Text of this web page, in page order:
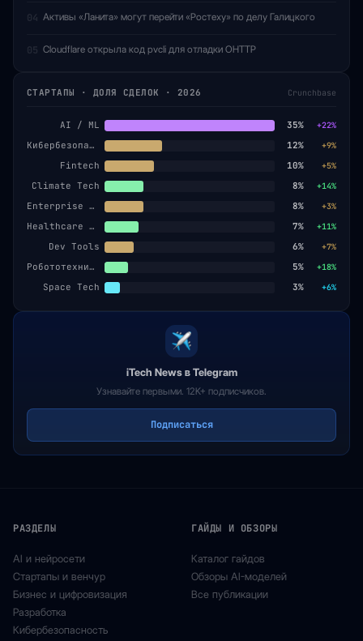
04 Активы «Ланита» могут перейти «Ростеху» по делу Галицкого
05 Cloudflare открыла код pvcli для отладки OHTTP
СТАРТАПЫ · ДОЛЯ СДЕЛОК · 2026 Crunchbase
AI / ML 35% +22%
Кибербезопасность 12% +9%
Fintech 10% +5%
Climate Tech 8% +14%
Enterprise SaaS 8% +3%
Healthcare AI 7% +11%
Dev Tools 6% +7%
Робототехника 5% +18%
Space Tech 3% +6%
iTech News в Telegram
Узнавайте первыми. 12K+ подписчиков.
Подписаться
РАЗДЕЛЫ
AI и нейросети
Стартапы и венчур
Бизнес и цифровизация
Разработка
Кибербезопасность
ГАЙДЫ И ОБЗОРЫ
Каталог гайдов
Обзоры AI-моделей
Все публикации